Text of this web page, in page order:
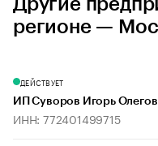
Другие
регионе —
ДЕЙСТВУЕТ
ИП Суворов Игорь
ИНН: 772401499715